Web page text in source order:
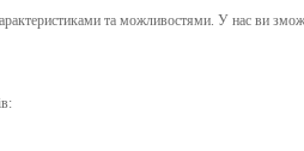
та можливостями. У нас ви